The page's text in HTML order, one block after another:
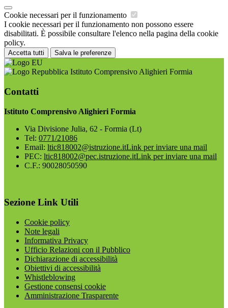
Cookie necessari per il funzionamento
I cookie necessari per il funzionamento non possono essere
disabilitati. È possibile consultare l'elenco nella pagina della cookie
policy.
Accetta tutti Salva le preferenze
Istituto Comprensivo Alighieri Formia
Contatti
Istituto Comprensivo Alighieri Formia
Via Divisione Julia, 62 - Formia (Lt)
Tel: 0771/21086
Email: ltic818002@istruzione.itLink per inviare una mail
PEC: ltic818002@pec.istruzione.itLink per inviare una mail
C.F.: 90028050590
Sezione Link Utili
Cookie policy
Note legali
Informativa Privacy
Ufficio Relazioni con il Pubblico
Dichiarazione di accessibilità
Obiettivi di accessibilità
Whistleblowing
Gestione consensi cookie
Amministrazione Trasparente